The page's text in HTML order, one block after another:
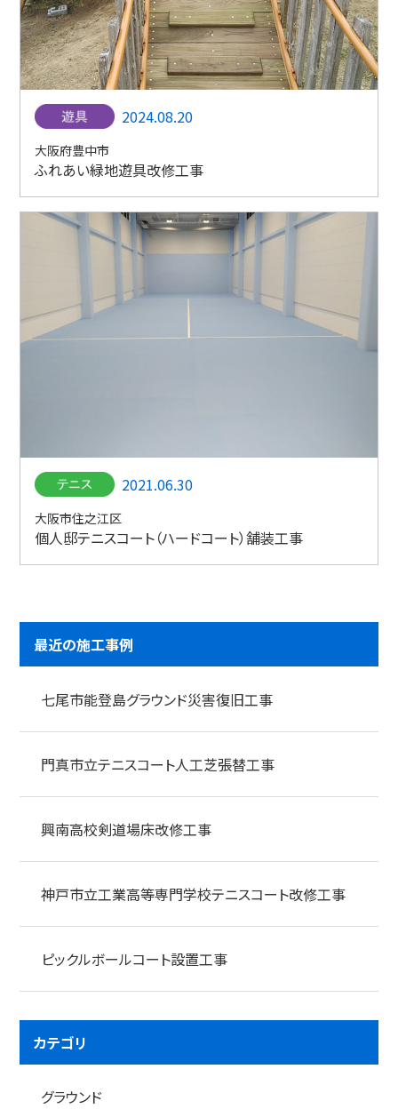
2024.08.20
大阪府豊中市
ふれあい緑地遊具改修工事
2021.06.30
大阪市住之江区
個人邸テニスコート（ハードコート）舗装工事
最近の施工事例
七尾市能登島グラウンド災害復旧工事
門真市立テニスコート人工芝張替工事
興南高校剣道場床改修工事
神戸市立工業高等専門学校テニスコート改修工事
ピックルボールコート設置工事
カテゴリ
グラウンド